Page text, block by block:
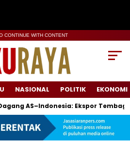
CONTINUE WITH CONTENT
NASIONAL POLITIK EKONOMI
Ekspor Tembaga &